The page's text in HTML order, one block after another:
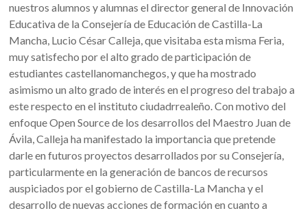
nuestros alumnos y alumnasel director general de Innovación
Educativa de la Consejería de Educación de Castilla-La
Mancha, Lucio César Calleja, que visitaba esta misma Feria,
muy satisfecho por el alto grado de participación de
estudiantes castellanomanchegos, y que ha mostrado
asimismo un alto grado de interés en el progreso del trabajo a
este respecto en el instituto ciudadrrealeño. Con motivo del
enfoque Open Source de los desarrollos del Maestro Juan de
Ávila, Calleja ha manifestado la importancia que pretende
darle en futuros proyectos desarrollados por su Consejería,
particularmente en la generación de bancos de recursos
auspiciados por el gobierno de Castilla-La Mancha y el
desarrollo de nuevas acciones de formación en cuanto a